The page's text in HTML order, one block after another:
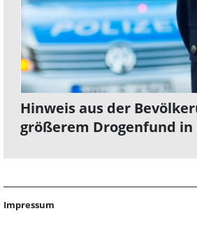
Hinweis aus der
größerem Drogenfund
Impressum